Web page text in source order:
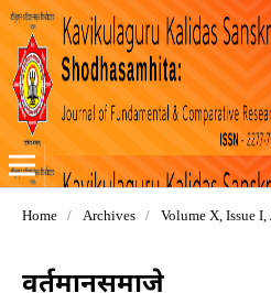
Home / Archives / Volume X, Issue I,
वर्तमानसमाजे